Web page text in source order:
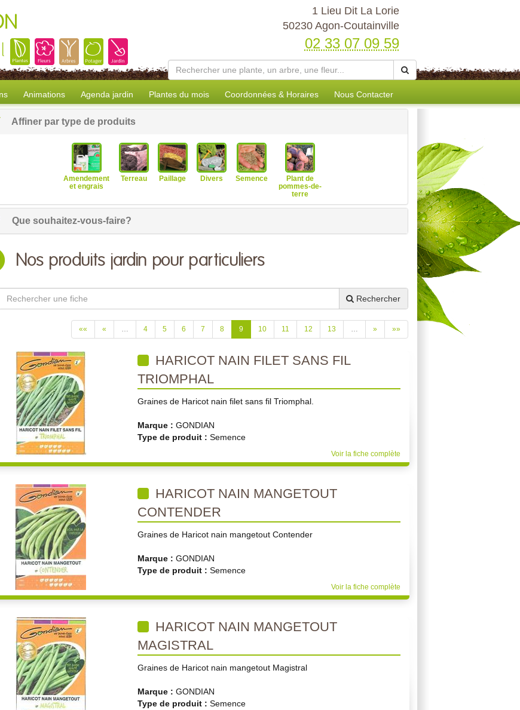
1 Lieu Dit La Lorie
50230 Agon-Coutainville
02 33 07 09 59
Animations Agenda jardin Plantes du mois Coordonnées & Horaires Nous Contacter
Affiner par type de produits
Amendement
et engrais
Terreau Paillage Divers Semence
Plant de
pommes-de-
terre
Que souhaitez-vous-faire?
Nos produits jardin pour particuliers
Rechercher
«« « … 4 5 6 7 8 9 10 11 12 13 … » »»
HARICOT NAIN FILET SANS FIL
TRIOMPHAL
Graines de Haricot nain filet sans fil Triomphal.
Marque : GONDIAN
Type de produit : Semence
Voir la fiche complète
HARICOT NAIN MANGETOUT
CONTENDER
Graines de Haricot nain mangetout Contender
Marque : GONDIAN
Type de produit : Semence
Voir la fiche complète
HARICOT NAIN MANGETOUT
MAGISTRAL
Graines de Haricot nain mangetout Magistral
Marque : GONDIAN
Type de produit : Semence